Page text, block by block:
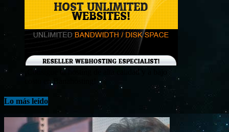
¡Consigue tu hosting de alta calidad y a bajo
costo en Banahosting!
Lo más leído